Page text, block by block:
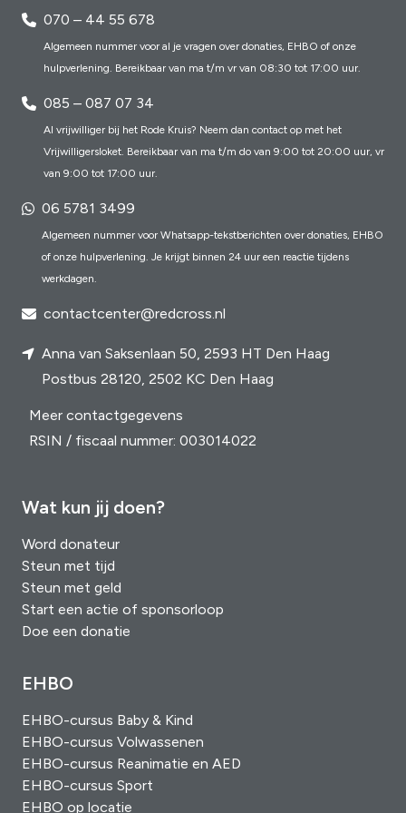
070 – 44 55 678
Algemeen nummer voor al je vragen over donaties, EHBO of onze
hulpverlening. Bereikbaar van ma t/m vr van 08:30 tot 17:00 uur.
085 – 087 07 34
Al vrijwilliger bij het Rode Kruis? Neem dan contact op met het
Vrijwilligersloket. Bereikbaar van ma t/m do van 9:00 tot 20:00 uur, vr
van 9:00 tot 17:00 uur.
06 5781 3499
Algemeen nummer voor Whatsapp-tekstberichten over donaties, EHBO
of onze hulpverlening. Je krijgt binnen 24 uur een reactie tijdens
werkdagen.
contactcenter@redcross.nl
Anna van Saksenlaan 50, 2593 HT Den Haag
Postbus 28120, 2502 KC Den Haag
Meer contactgegevens
RSIN / fiscaal nummer: 003014022
Wat kun jij doen?
Word donateur
Steun met tijd
Steun met geld
Start een actie of sponsorloop
Doe een donatie
EHBO
EHBO-cursus Baby & Kind
EHBO-cursus Volwassenen
EHBO-cursus Reanimatie en AED
EHBO-cursus Sport
EHBO op locatie